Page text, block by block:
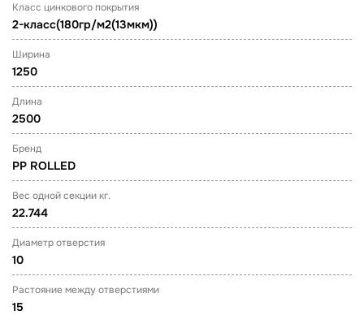
Класс цинкового покрытия
2-класс(180гр/м2(13мкм))
Ширина
1250
Длина
2500
Бренд
PP ROLLED
Вес одной секции кг.
22.744
Диаметр отверстия
10
Растояние между отверстиями
15